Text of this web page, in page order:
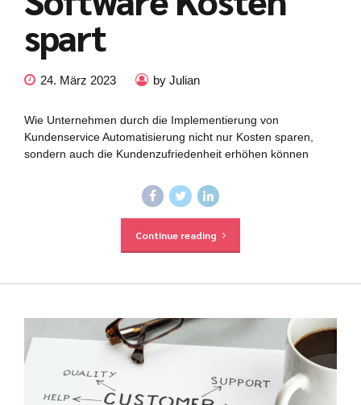
spart
24. März 2023 by Julian
Wie Unternehmen durch die Implementierung von
Kundenservice Automatisierung nicht nur Kosten sparen,
sondern auch die Kundenzufriedenheit erhöhen können
Continue reading